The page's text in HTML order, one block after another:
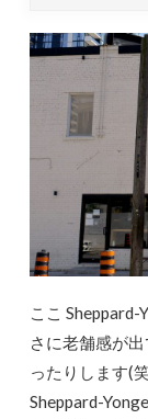
ここ Sheppard-
さに老舗感が
ったりします(
Sheppard-